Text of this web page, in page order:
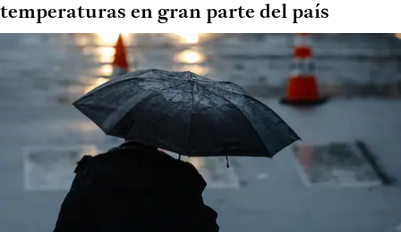
temperaturas en gran parte del país